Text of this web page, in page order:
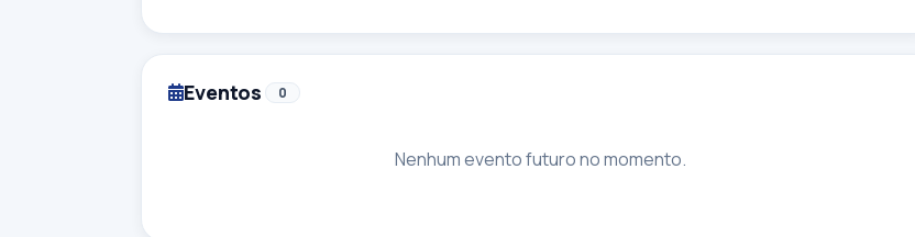
Eventos 0
Nenhum evento futuro no momento.